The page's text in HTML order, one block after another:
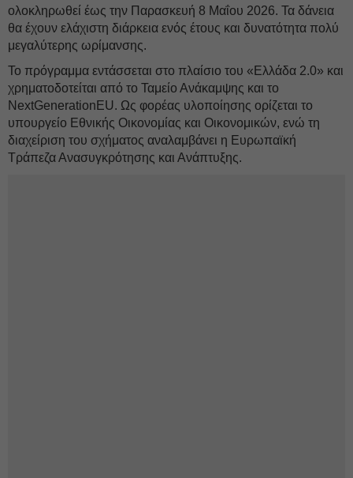
ολοκληρωθεί έως την Παρασκευή 8 Μαΐου 2026. Τα δάνεια
θα έχουν ελάχιστη διάρκεια ενός έτους και δυνατότητα πολύ
μεγαλύτερης ωρίμανσης.
Το πρόγραμμα εντάσσεται στο πλαίσιο του «Ελλάδα 2.0» και
χρηματοδοτείται από το Ταμείο Ανάκαμψης και το
NextGenerationEU. Ως φορέας υλοποίησης ορίζεται το
υπουργείο Εθνικής Οικονομίας και Οικονομικών, ενώ τη
διαχείριση του σχήματος αναλαμβάνει η Ευρωπαϊκή
Τράπεζα Ανασυγκρότησης και Ανάπτυξης.